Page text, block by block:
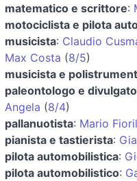
matematico e scrittore:
motociclista e pilota
musicista: Claudio
Max Costa (8/5)
musicista e
paleontologo e
Angela (8/4)
pallanuotista: Mario
pianista e tastierista:
pilota automobilistica:
pilota automobilistico: